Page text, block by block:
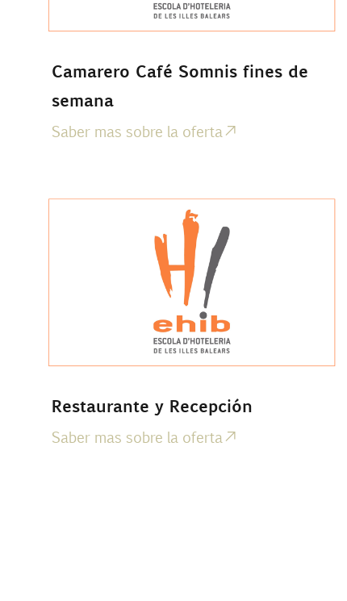
Camarero Café Somnis fines de
semana
Saber mas sobre la oferta
Restaurante y Recepción
Saber mas sobre la oferta